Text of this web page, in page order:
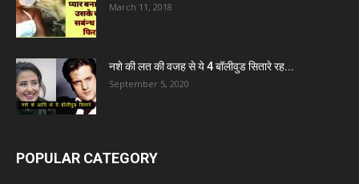
March 11, 2018
नशे की लत की वजह से ये 4 बॉलीवुड सितारे रह...
September 5, 2020
POPULAR CATEGORY